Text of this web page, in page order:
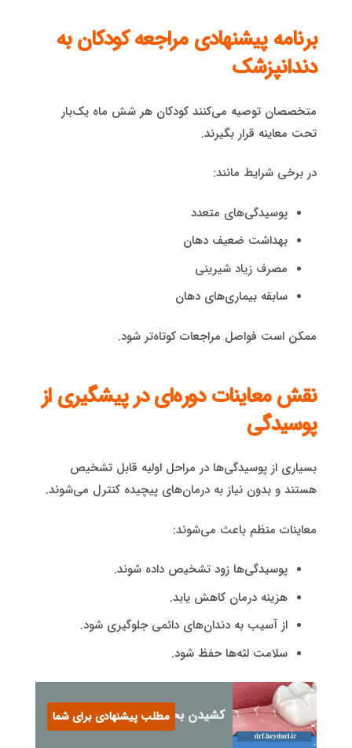
برنامه پیشنهادی مراجعه کودکان به
دندانپزشک
متخصصان توصیه می‌کنند کودکان هر شش ماه یک‌بار
تحت معاینه قرار بگیرند.
در برخی شرایط مانند:
پوسیدگی‌های متعدد
بهداشت ضعیف دهان
مصرف زیاد شیرینی
سابقه بیماری‌های دهان
ممکن است فواصل مراجعات کوتاه‌تر شود.
نقش معاینات دوره‌ای در پیشگیری از
پوسیدگی
بسیاری از پوسیدگی‌ها در مراحل اولیه قابل تشخیص
هستند و بدون نیاز به درمان‌های پیچیده کنترل می‌شوند.
معاینات منظم باعث می‌شوند:
پوسیدگی‌ها زود تشخیص داده شوند.
هزینه درمان کاهش یابد.
از آسیب به دندان‌های دائمی جلوگیری شود.
سلامت لثه‌ها حفظ شود.
کشیدن بخیه دندان کودکان
مطلب پیشنهادی برای شما